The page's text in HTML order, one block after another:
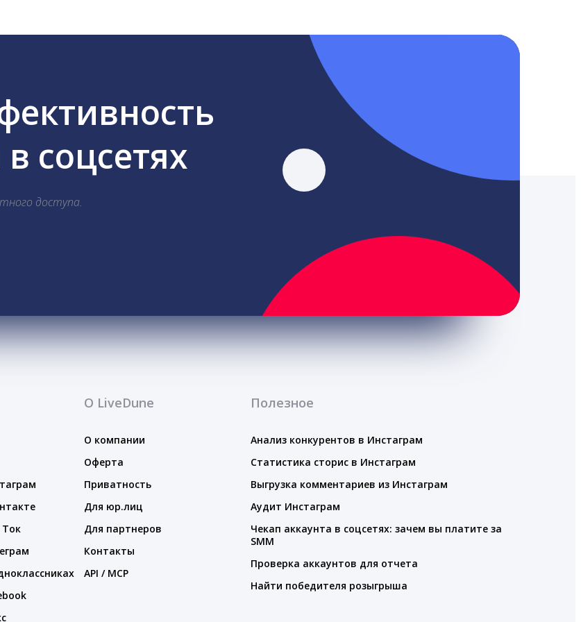
соцсетях
доступа.
Ток
О LiveDune
О компании
Оферта
Приватность
Для юр.лиц
Для партнеров
Контакты
API / MCP
Полезное
Анализ конкурентов в Инстаграм
Статистика сторис в Инстаграм
Выгрузка комментариев из Инстаграм
Аудит Инстаграм
Чекап аккаунта в соцсетях: зачем вы платите за
SMM
Проверка аккаунтов для отчета
Найти победителя розыгрыша